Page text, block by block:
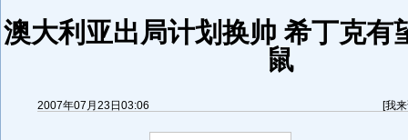
澳大利亚出局计划换帅 希丁克有
鼠
2007年07月23日03:06 [我